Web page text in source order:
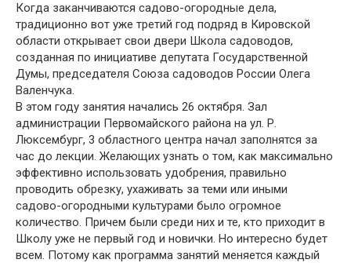
Когда заканчиваются садово-огородные дела,
традиционно вот уже третий год подряд в Кировской
области открывает свои двери Школа садоводов,
созданная по инициативе депутата Государственной
Думы, председателя Союза садоводов России Олега
Валенчука.
В этом году занятия начались 26 октября. Зал
администрации Первомайского района на ул. Р.
Люксембург, 3 областного центра начал заполнятся за
час до лекции. Желающих узнать о том, как максимально
эффективно использовать удобрения, правильно
проводить обрезку, ухаживать за теми или иными
садово-огородными культурами было огромное
количество. Причем были среди них и те, кто приходит в
Школу уже не первый год и новички. Но интересно будет
всем. Потому как программа занятий меняется каждый